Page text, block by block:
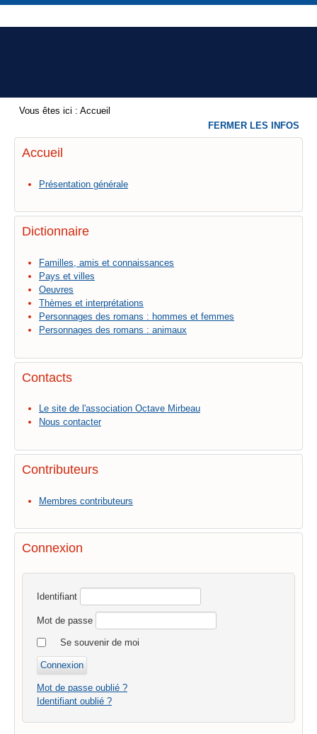
Vous êtes ici : Accueil
Accueil
Présentation générale
Dictionnaire
Familles, amis et connaissances
Pays et villes
Oeuvres
Thèmes et interprétations
Personnages des romans : hommes et femmes
Personnages des romans : animaux
Contacts
Le site de l'association Octave Mirbeau
Nous contacter
Contributeurs
Membres contributeurs
Connexion
Identifiant
Mot de passe
Se souvenir de moi
Mot de passe oublié ?
Identifiant oublié ?
FERMER LES INFOS